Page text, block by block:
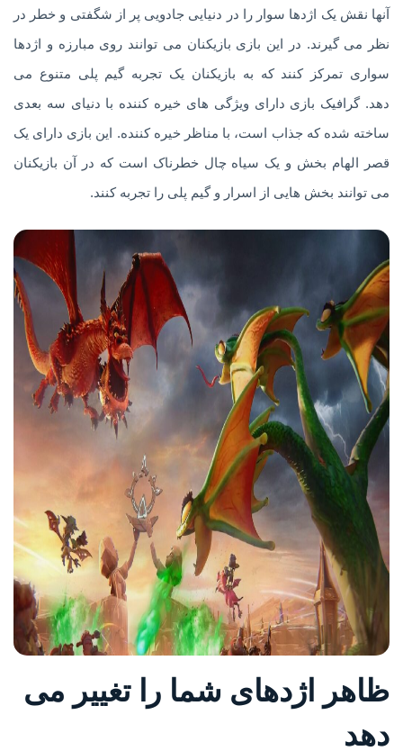
آنها نقش یک اژدها سوار را در دنیایی جادویی پر از شگفتی و خطر در
نظر می گیرند. در این بازی بازیکنان می توانند روی مبارزه و اژدها
سواری تمرکز کنند که به بازیکنان یک تجربه گیم پلی متنوع می
دهد. گرافیک بازی دارای ویژگی های خیره کننده با دنیای سه بعدی
ساخته شده که جذاب است، با مناظر خیره کننده. این بازی دارای یک
قصر الهام بخش و یک سیاه چال خطرناک است که در آن بازیکنان
می توانند بخش هایی از اسرار و گیم پلی را تجربه کنند.
ظاهر اژدهای شما را تغییر می
دهد